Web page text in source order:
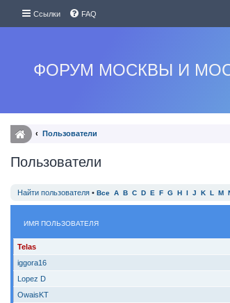
Ссылки FAQ
ФОРУМ МОСКВЫ И
Пользователи
Пользователи
Найти пользователя • Все A B C D E F G H I J K L M
ИМЯ ПОЛЬЗОВАТЕЛЯ
Telas
iggora16
Lopez D
OwaisKT